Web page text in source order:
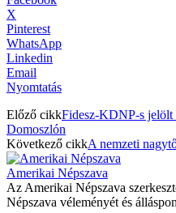
X
Pinterest
WhatsApp
Linkedin
Email
Nyomtatás
Előző cikkFidesz-KDNP-s
Domoszlón
Következő cikkA nemzeti
Amerikai Népszava
Az Amerikai Népszava
Népszava véleményét és